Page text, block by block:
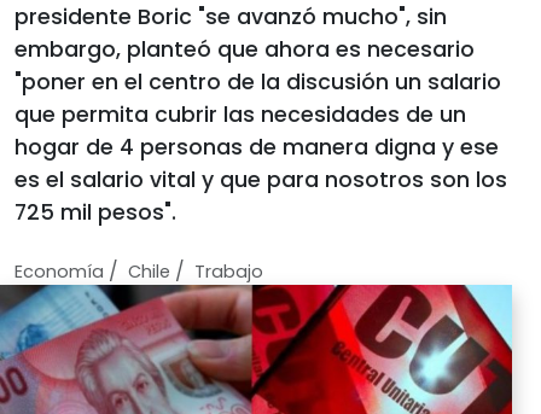
presidente Boric "se avanzó mucho", sin
embargo, planteó que ahora es necesario
"poner en el centro de la discusión un salario
que permita cubrir las necesidades de un
hogar de 4 personas de manera digna y ese
es el salario vital y que para nosotros son los
725 mil pesos".
Economí­a / Chile / Trabajo